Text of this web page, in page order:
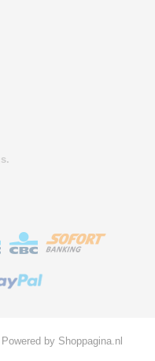
by Shoppagina.nl